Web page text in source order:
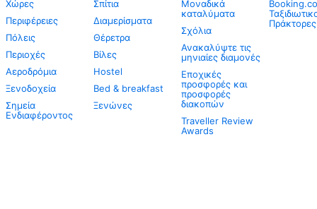
Χώρες
Περιφέρειες
Πόλεις
Περιοχές
Αεροδρόμια
Ξενοδοχεία
Σημεία
Ενδιαφέροντος
Σπίτια
Διαμερίσματα
Θέρετρα
Βίλες
Hostel
Bed & breakfast
Ξενώνες
Μοναδικά
καταλύματα
Σχόλια
Ανακαλύψτε τις
μηνιαίες διαμονές
Εποχικές
προσφορές και
προσφορές
διακοπών
Traveller Review
Awards
Πράκτορες